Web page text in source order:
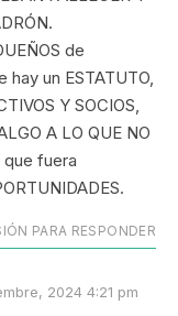
de
hay un ESTATUTO,
Y SOCIOS,
A LO QUE NO
que fuera
PARA RESPONDER
2024 4:21 pm